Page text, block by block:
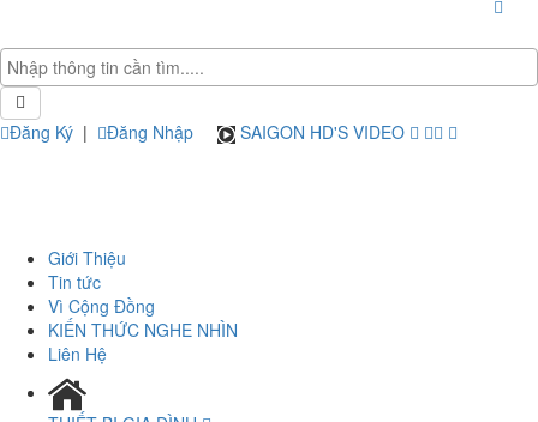
Đăng Ký | Đăng Nhập SAIGON HD'S VIDEO
Giới Thiệu
Tin tức
Vì Cộng Đồng
KIẾN THỨC NGHE NHÌN
Liên Hệ